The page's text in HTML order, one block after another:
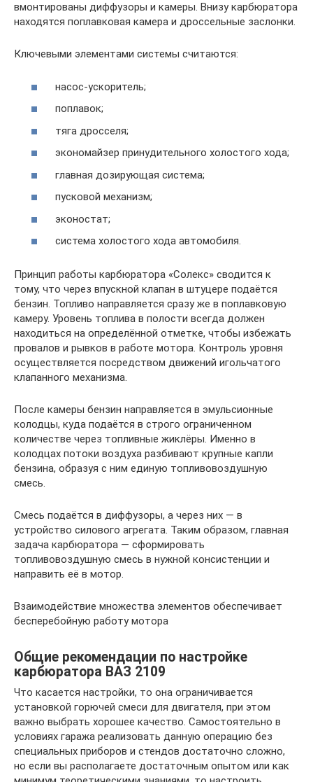
вмонтированы диффузоры и камеры. Внизу карбюратора
находятся поплавковая камера и дроссельные заслонки.
Ключевыми элементами системы считаются:
насос-ускоритель;
поплавок;
тяга дросселя;
экономайзер принудительного холостого хода;
главная дозирующая система;
пусковой механизм;
эконостат;
система холостого хода автомобиля.
Принцип работы карбюратора «Солекс» сводится к
тому, что через впускной клапан в штуцере подаётся
бензин. Топливо направляется сразу же в поплавковую
камеру. Уровень топлива в полости всегда должен
находиться на определённой отметке, чтобы избежать
провалов и рывков в работе мотора. Контроль уровня
осуществляется посредством движений игольчатого
клапанного механизма.
После камеры бензин направляется в эмульсионные
колодцы, куда подаётся в строго ограниченном
количестве через топливные жиклёры. Именно в
колодцах потоки воздуха разбивают крупные капли
бензина, образуя с ним единую топливовоздушную
смесь.
Смесь подаётся в диффузоры, а через них — в
устройство силового агрегата. Таким образом, главная
задача карбюратора — сформировать
топливовоздушную смесь в нужной консистенции и
направить её в мотор.
Взаимодействие множества элементов обеспечивает
бесперебойную работу мотора
Общие рекомендации по настройке
карбюратора ВАЗ 2109
Что касается настройки, то она ограничивается
установкой горючей смеси для двигателя, при этом
важно выбрать хорошее качество. Самостоятельно в
условиях гаража реализовать данную операцию без
специальных приборов и стендов достаточно сложно,
но если вы располагаете достаточным опытом или как